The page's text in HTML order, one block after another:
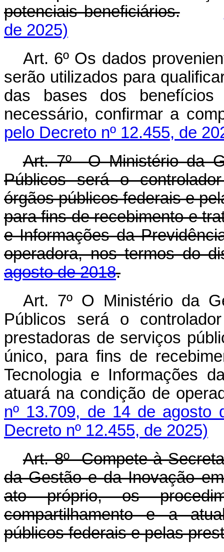
potenciais beneficiários.
de 2025)
Art. 6º Os dados
serão utilizados para
das bases dos
necessário, confirmar a
pelo Decreto nº 12.455, de
Art. 7º O Ministério da
Públicos será o
órgãos públicos federais e
para fins de recebimento e
e Informações da
operadora, nos termos do
agosto de 2018.
Art. 7º O Ministério da
Públicos será o
prestadoras de serviços
único, para fins de
Tecnologia e Informações
atuará na condição de
nº 13.709, de 14 de agosto
Decreto nº 12.455, de 2025)
Art. 8º Compete à
da Gestão e da Inovação
ato próprio, os
compartilhamento e a
públicos federais e pelas